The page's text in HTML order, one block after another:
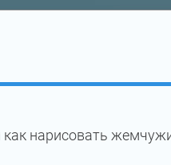
нарисовать